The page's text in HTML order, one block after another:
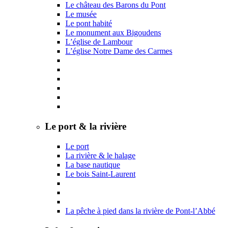
Le château des Barons du Pont
Le musée
Le pont habité
Le monument aux Bigoudens
L’église de Lambour
L’église Notre Dame des Carmes
Le port & la rivière
Le port
La rivière & le halage
La base nautique
Le bois Saint-Laurent
La pêche à pied dans la rivière de Pont-l’Abbé